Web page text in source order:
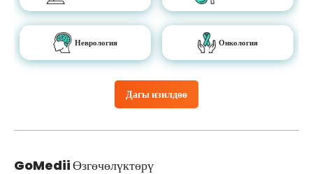
Дагы изилдөө
Неврология Онкология
GoMediiӨзгөчөлүктөрү